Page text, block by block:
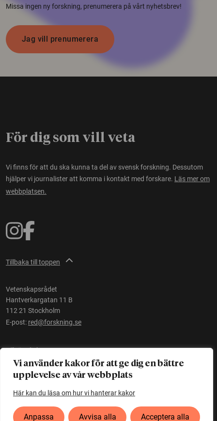
Vi använder kakor för att ge dig en bättre
upplevelse av vår webbplats
Här kan du läsa om hur vi hanterar kakor
Anpassa Avvisa alla Acceptera alla
Missa ingen ny forskning, prenumerera på vårt nyhetsbrev!
Jag vill prenumerera
För dig som vill veta
Vi finns för att du ska kunna ta del av svensk forskning. Dessutom
hjälper vi journalister att komma i kontakt med forskare. Läs mer om
webbplatsen.
Tillbaka till toppen
Vetenskapsrådet
Hantverkargatan 11 B
112 21 Stockholm
E-post: red@forskning.se
Tillgänglighet
Ett initiativ avVetenskapsrådet